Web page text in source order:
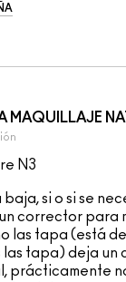
MAQUILLAJE
N3
si o si se
corrector para
las tapa (está
las tapa) deja un
prácticamente